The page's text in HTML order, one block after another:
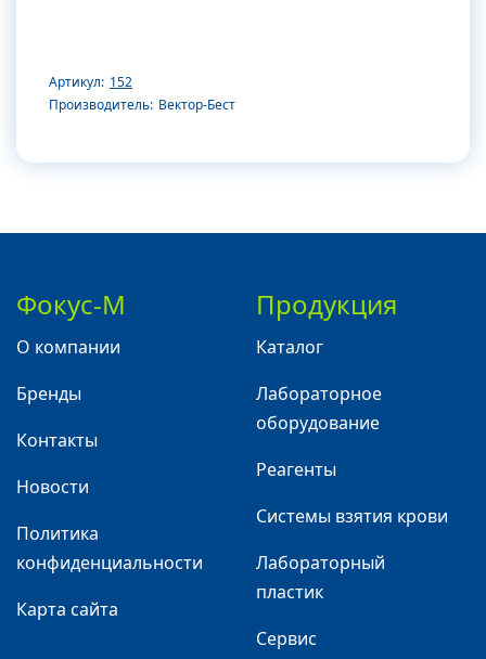
Артикул: 152
Производитель: Вектор-Бест
Фокус-М
О компании
Бренды
Контакты
Новости
Политика
конфиденциальности
Карта сайта
Продукция
Каталог
Лабораторное
оборудование
Реагенты
Системы взятия крови
Лабораторный
пластик
Сервис